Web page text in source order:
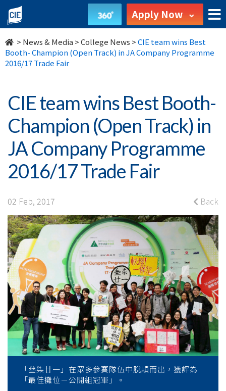
CIE
team
wins
Best
Booth-
Champion
(Open
Track)
in
JA
Company
Programme
2016/17
Trade
Fair
College
News
Apply Now
> News & Media >College News >CIE team wins Best
Booth- Champion (Open Track) in JA Company Programme
2016/17 Trade Fair
CIE team wins Best Booth-
Champion (Open Track) in
JA Company Programme
2016/17 Trade Fair
02 Feb, 2017 Back
「叄柒廿一」在眾多參賽隊伍中脫穎而出，獲評為
「最佳攤位－公開組冠軍」。